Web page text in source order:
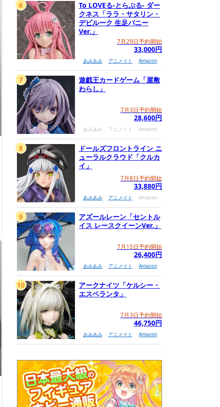
To LOVEる-とらぶる- ダー
クネス「ララ・サタリン・
デビルーク 生足バニー
Ver.」
7月29日予約開始
33,000円
あみあみ アニメイト Amazon
6
遊戯王カードゲーム「屋敷
わらし」
7月3日予約開始
28,600円
あみあみ アニメイト Amazon
7
ドールズフロントライン ニ
ューラルクラウド「クルカ
イ」
7月8日予約開始
33,880円
あみあみ アニメイト Amazon
8
アズールレーン「セントル
イス レースクイーンVer.」
7月15日予約開始
26,400円
あみあみ アニメイト Amazon
9
アークナイツ「ケルシー・
エスペランタ」
7月3日予約開始
46,750円
あみあみ アニメイト Amazon
10